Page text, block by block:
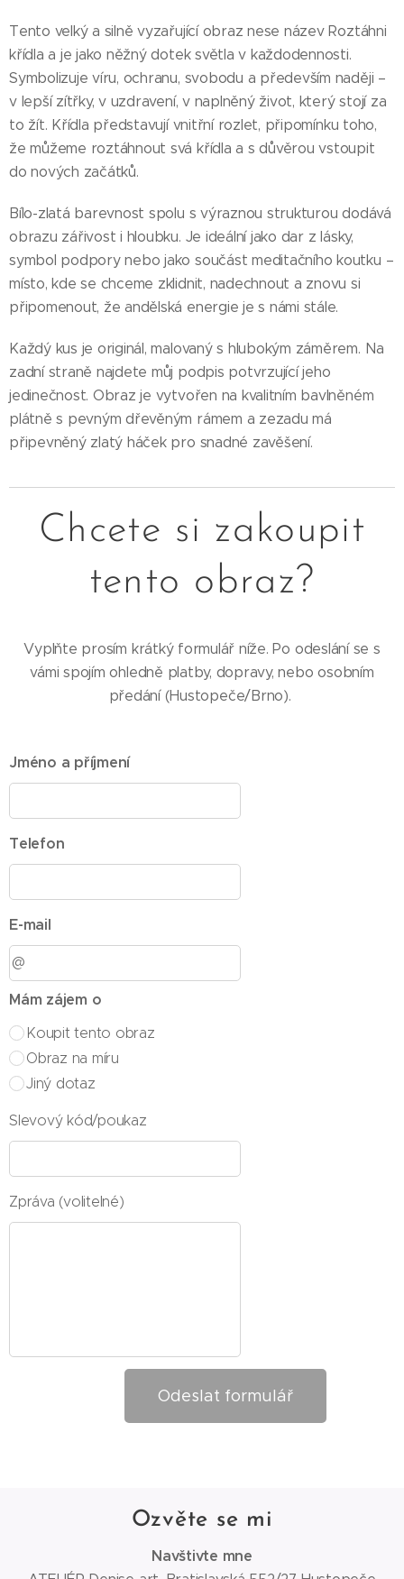
Tento velký a silně vyzařující obraz nese název Roztáhni
křídla a je jako něžný dotek světla v každodennosti.
Symbolizuje víru, ochranu, svobodu a především naději –
v lepší zítřky, v uzdravení, v naplněný život, který stojí za
to žít. Křídla představují vnitřní rozlet, připomínku toho,
že můžeme roztáhnout svá křídla a s důvěrou vstoupit
do nových začátků.
Bílo-zlatá barevnost spolu s výraznou strukturou dodává
obrazu zářivost i hloubku. Je ideální jako dar z lásky,
symbol podpory nebo jako součást meditačního koutku –
místo, kde se chceme zklidnit, nadechnout a znovu si
připomenout, že andělská energie je s námi stále.
Každý kus je originál, malovaný s hlubokým záměrem. Na
zadní straně najdete můj podpis potvrzující jeho
jedinečnost. Obraz je vytvořen na kvalitním bavlněném
plátně s pevným dřevěným rámem a zezadu má
připevněný zlatý háček pro snadné zavěšení.
Chcete si zakoupit
tento obraz?
Vyplňte prosím krátký formulář níže. Po odeslání se s
vámi spojím ohledně platby, dopravy, nebo osobním
předání (Hustopeče/Brno).
Jméno a příjmení
Telefon
E-mail
Mám zájem o
Koupit tento obraz
Obraz na míru
Jiný dotaz
Slevový kód/poukaz
Zpráva (volitelné)
Odeslat formulář
Ozvěte se mi
Navštivte mne